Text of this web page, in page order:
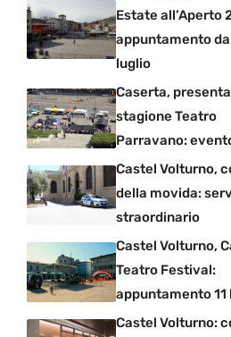
Estate all’Aperto
appuntamento
luglio
Caserta,
stagione Teatro
Parravano:
Castel Volturno,
della movida:
straordinario
Castel Volturno,
Teatro Festival:
appuntamento 11
Castel Volturno: